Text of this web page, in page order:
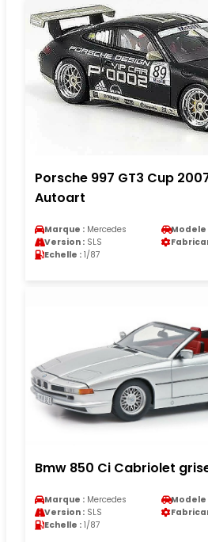
Porsche 997 GT3 Cup
Autoart
Marque : Mercedes Modele
Version : SLS
Echelle : 1/87
Bmw 850 Ci Cabriolet
Marque : Mercedes Modele
Version : SLS
Echelle : 1/87